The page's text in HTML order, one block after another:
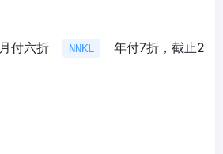
月付六折 NNKL
年付7折，截止2